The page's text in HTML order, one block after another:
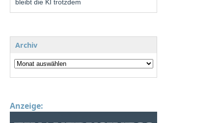
bleibt die KI trotzdem
Archiv
Anzeige: